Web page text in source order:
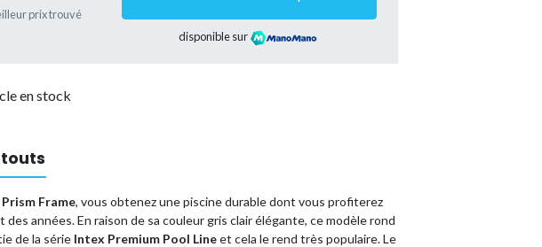
prix trouvé
disponible sur
en stock
Frame, vous obtenez une piscine durable dont vous profiterez
des années. En raison de sa couleur gris clair élégante, ce modèle rond
de la série Intex Premium Pool Lineet cela le rend très populaire. Le